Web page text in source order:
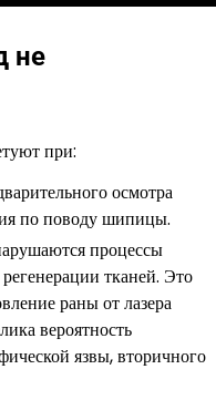
не
при:
осмотра
по поводу шипицы.
процессы
тканей. Это
раны от лазера
вероятность
язвы, вторичного